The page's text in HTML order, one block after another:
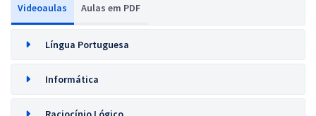
Videoaulas Aulas em PDF
Língua Portuguesa
Informática